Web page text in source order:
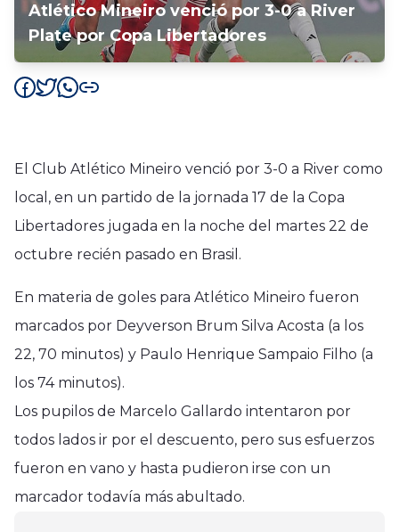
Atlético Mineiro venció por 3-0 a River
Plate por Copa Libertadores
El Club Atlético Mineiro venció por 3-0 a River como
local, en un partido de la jornada 17 de la Copa
Libertadores jugada en la noche del martes 22 de
octubre recién pasado en Brasil.
En materia de goles para Atlético Mineiro fueron
marcados por Deyverson Brum Silva Acosta (a los
22, 70 minutos) y Paulo Henrique Sampaio Filho (a
los 74 minutos).
Los pupilos de Marcelo Gallardo intentaron por
todos lados ir por el descuento, pero sus esfuerzos
fueron en vano y hasta pudieron irse con un
marcador todavía más abultado.
Deportes
Colo Colo de local empata con
Deportes